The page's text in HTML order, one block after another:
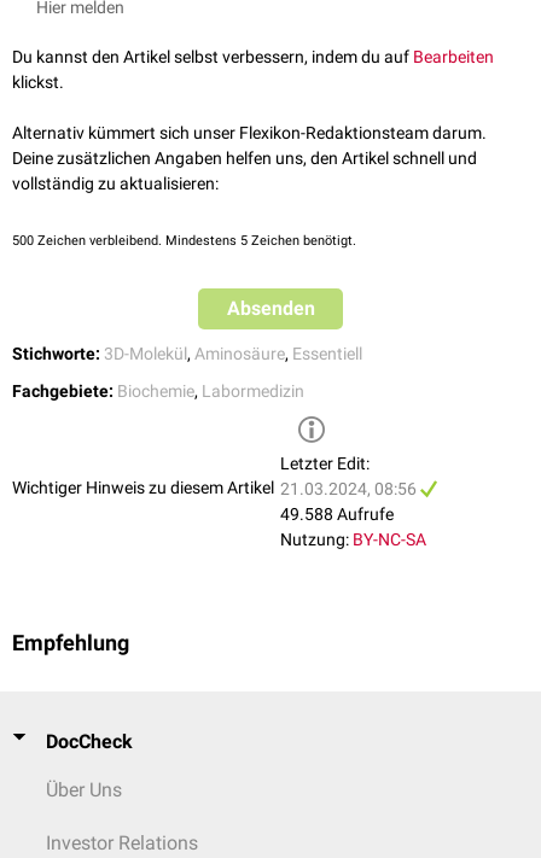
Neugeborene bis 1 Monat: bis 250 µmol/g Kreatinin
Kleinkinder 2-6 Jahre: bis 180 µmol/g Kreatinin
Schulkinder 7-14 Jahre: bis 190 µmol/g Kreatinin
Hülsenfrüchten (z.B. Bohnen, Erbsen, Linsen) wenig Lysin.
Hier melden
Du kannst den Artikel selbst verbessern, indem du auf Bearbeiten
klickst.
Alternativ kümmert sich unser Flexikon-Redaktionsteam darum.
Deine zusätzlichen Angaben helfen uns, den Artikel schnell und
vollständig zu aktualisieren:
500 Zeichen verbleibend. Mindestens 5 Zeichen benötigt.
Absenden
Stichworte: 3D-Molekül, Aminosäure, Essentiell
Fachgebiete: Biochemie, Labormedizin
Wichtiger Hinweis zu diesem Artikel
Letzter Edit:
21.03.2024, 08:56
49.588 Aufrufe
Nutzung: BY-NC-SA
Empfehlung
DocCheck
Über Uns
Investor Relations